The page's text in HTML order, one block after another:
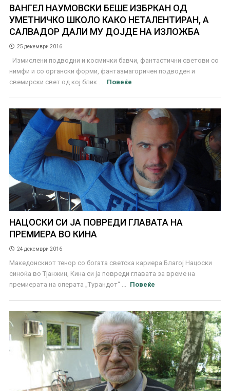
ВАНГЕЛ НАУМОВСКИ БЕШЕ ИЗБРКАН ОД
УМЕТНИЧКО ШКОЛО КАКО НЕТАЛЕНТИРАН, А
САЛВАДОР ДАЛИ МУ ДОЈДЕ НА ИЗЛОЖБА
25 декември 2016
Измислени подводни и космички бавчи, фантастични светови со
нимфи и со органски форми, фантазмагоричен подводен и
свемирски свет од кој блик ...
Повеќе
НАЦОСКИ СИ ЈА ПОВРЕДИ ГЛАВАТА НА
ПРЕМИЕРА ВО КИНА
24 декември 2016
Македонскиот тенор со богата светска кариера Благој Нацоски
синоќа во Тјанжин, Кина си ја повреди главата за време на
премиерата на операта „Турандот“ ...
Повеќе